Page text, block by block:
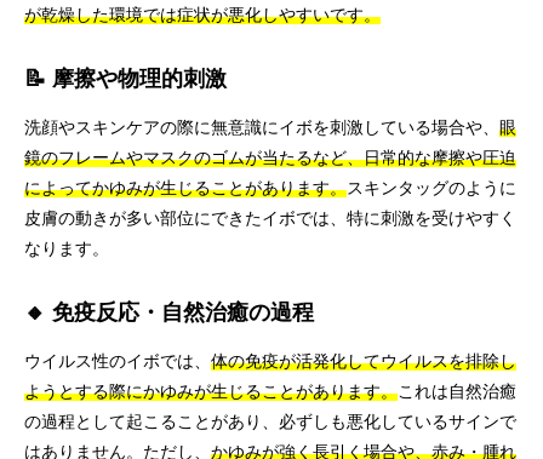
が乾燥した環境では症状が悪化しやすいです。
📝 摩擦や物理的刺激
洗顔やスキンケアの際に無意識にイボを刺激している場合や、 眼
鏡のフレームやマスクのゴムが当たるなど、日常的な摩擦や圧迫
によってかゆみが生じることがあります。スキンタッグのように
皮膚の動きが多い部位にできたイボでは、特に刺激を受けやすく
なります。
🔸 免疫反応・自然治癒の過程
ウイルス性のイボでは、 体の免疫が活発化してウイルスを排除し
ようとする際にかゆみが生じることがあります。これは自然治癒
の過程として起こることがあり、必ずしも悪化しているサインで
はありません。ただし、 かゆみが強く長引く場合や、赤み・腫れ